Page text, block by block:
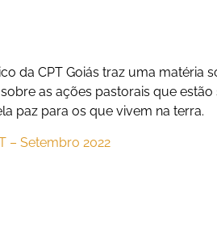
da CPT Goiás traz uma matéria
as ações pastorais que
paz para os que vivem na terra.
– Setembro 2022